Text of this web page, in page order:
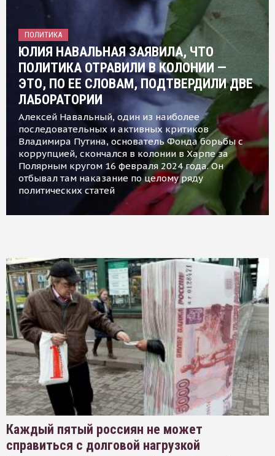
ПОЛИТИКА
ЮЛИЯ НАВАЛЬНАЯ ЗАЯВИЛА, ЧТО
ПОЛИТИКА ОТРАВИЛИ В КОЛОНИИ —
ЭТО, ПО ЕЕ СЛОВАМ, ПОДТВЕРДИЛИ ДВЕ
ЛАБОРАТОРИИ
Алексей Навальный, один из наиболее
последовательных и активных критиков
Владимира Путина, основатель Фонда борьбы с
коррупцией, скончался в колонии в Харпе за
Полярным кругом 16 февраля 2024 года. Он
отбывал там наказание по целому ряду
политических статей
Каждый пятый россиян не может
справиться с долговой нагрузкой